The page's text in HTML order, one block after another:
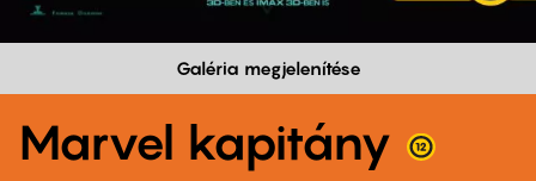
Galéria megjelenítése
Marvel kapitány